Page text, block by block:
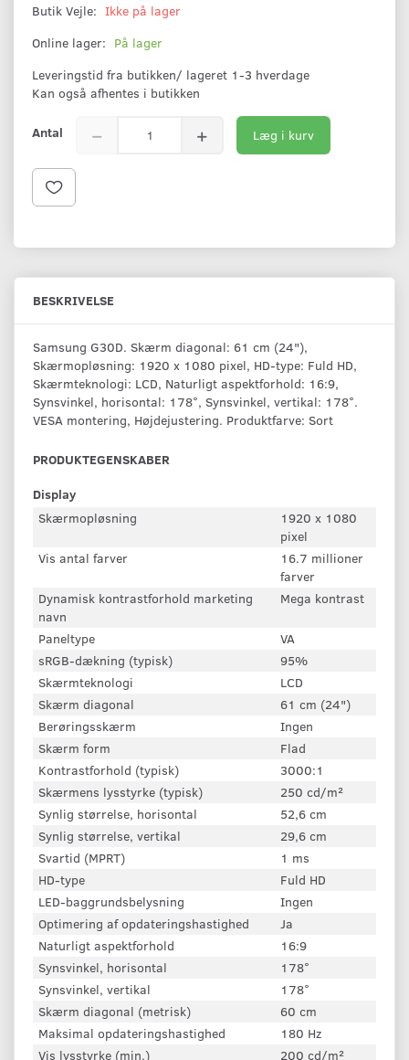
Butik Vejle: Ikke på lager
Online lager: På lager
Leveringstid fra butikken/ lageret 1-3 hverdage
Kan også afhentes i butikken
Antal Læg i kurv
BESKRIVELSE
Samsung G30D. Skærm diagonal: 61 cm (24"),
Skærmopløsning: 1920 x 1080 pixel, HD-type: Fuld HD,
Skærmteknologi: LCD, Naturligt aspektforhold: 16:9,
Synsvinkel, horisontal: 178°, Synsvinkel, vertikal: 178°.
VESA montering, Højdejustering. Produktfarve: Sort
PRODUKTEGENSKABER
Display
Skærmopløsning
1920 x 1080
pixel
Vis antal farver
16.7 millioner
farver
Dynamisk kontrastforhold marketing
navn
Mega kontrast
Paneltype
VA
sRGB-dækning (typisk)
95%
Skærmteknologi
LCD
Skærm diagonal
61 cm (24")
Berøringsskærm
Ingen
Skærm form
Flad
Kontrastforhold (typisk)
3000:1
Skærmens lysstyrke (typisk)
250 cd/m²
Synlig størrelse, horisontal
52,6 cm
Synlig størrelse, vertikal
29,6 cm
Svartid (MPRT)
1 ms
HD-type
Fuld HD
LED-baggrundsbelysning
Ingen
Optimering af opdateringshastighed
Ja
Naturligt aspektforhold
16:9
Synsvinkel, horisontal
178°
Synsvinkel, vertikal
178°
Skærm diagonal (metrisk)
60 cm
Maksimal opdateringshastighed
180 Hz
Vis lysstyrke (min.)
200 cd/m²